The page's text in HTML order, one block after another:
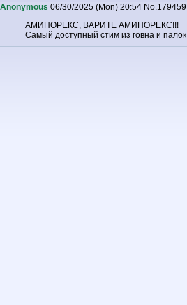
Anonymous 06/30/2025 (Mon) 20:54 No.179459
АМИНОРЕКС, ВАРИТЕ АМИНОРЕКС!!!
Самый доступный стим из говна и палок